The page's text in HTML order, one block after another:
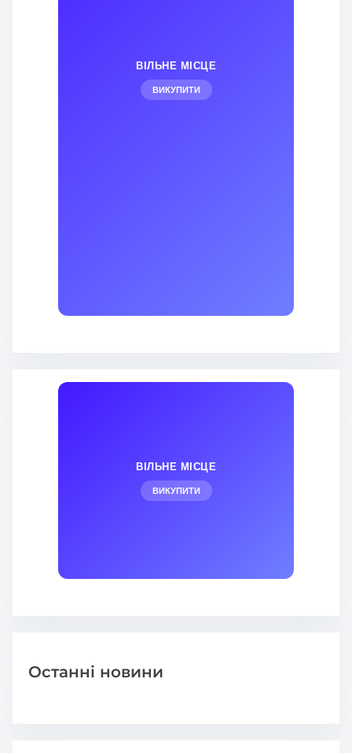
ВІЛЬНЕ МІСЦЕ
ВИКУПИТИ
ВІЛЬНЕ МІСЦЕ
ВИКУПИТИ
Останні новини